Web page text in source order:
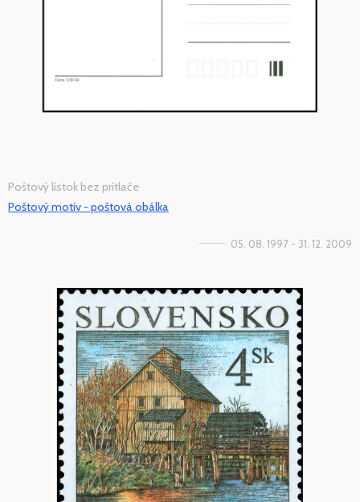
Poštový lístok bez prítlače
Poštový motív - poštová obálka
05. 08. 1997 - 31. 12. 2009